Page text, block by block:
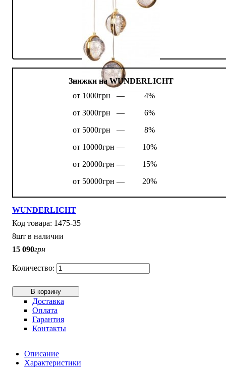
Знижки на WUNDERLICHT
от 1000грн —
4%
от 3000грн —
6%
от 5000грн —
8%
от 10000грн —
10%
от 20000грн —
15%
от 50000грн —
20%
WUNDERLICHT
1475-35
8шт в наличии
15 090грн
В корзину
Доставка
Оплата
Гарантия
Контакты
Описание
Характеристики